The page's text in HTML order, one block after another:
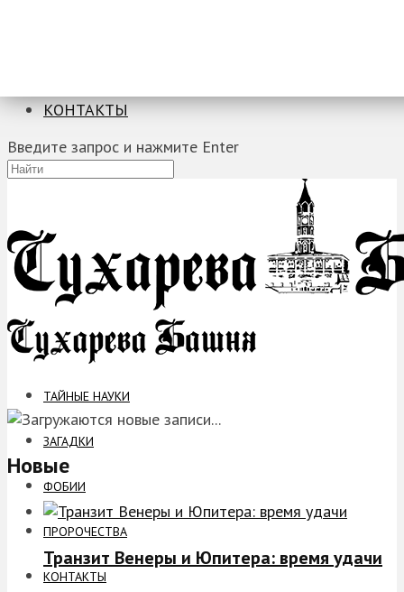
КОНТАКТЫ
Введите запрос и нажмите Enter
ТАЙНЫЕ НАУКИ
ЗАГАДКИ
ФОБИИ
ПРОРОЧЕСТВА
КОНТАКТЫ
Новые
Транзит Венеры и Юпитера: время удачи